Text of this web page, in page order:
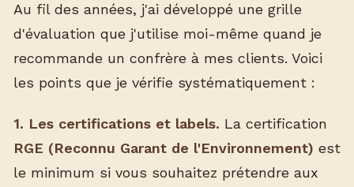
Au fil des années, j'ai développé une grille
d'évaluation que j'utilise moi-même quand je
recommande un confrère à mes clients. Voici
les points que je vérifie systématiquement :
1. Les certifications et labels. La certification
RGE (Reconnu Garant de l'Environnement) est
le minimum si vous souhaitez prétendre aux